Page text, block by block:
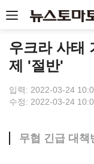
우크라 사태
제 '절반'
입력: 2022-03-24
수정: 2022-03-24
무협 긴급 대책